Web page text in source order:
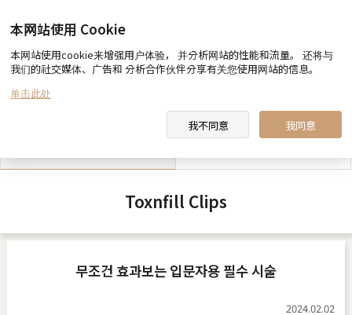
toxnfill 美容医院 向您约定 医生&职员 介绍
合作酒店指南
Toxnfill Clips
무조건 효과보는 입문자용 필수 시술
2024.02.02
本网站使用 Cookie
本网站使用cookie来增强用户体验， 并分析网站的性能和流量。 还将与
我们的社交媒体、广告和 分析合作伙伴分享有关您使用网站的信息。
单击此处
我不同意 我同意